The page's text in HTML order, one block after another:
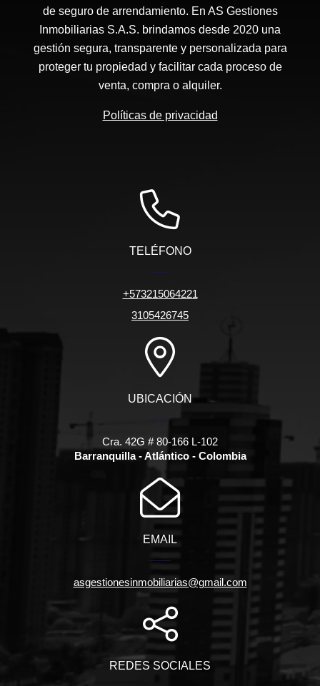
de seguro de arrendamiento. En AS Gestiones
Inmobiliarias S.A.S. brindamos desde 2020 una
gestión segura, transparente y personalizada para
proteger tu propiedad y facilitar cada proceso de
venta, compra o alquiler.
Políticas de privacidad
TELÉFONO
+573215064221
3105426745
UBICACIÓN
Cra. 42G # 80-166 L-102
Barranquilla - Atlántico - Colombia
EMAIL
asgestionesinmobiliarias@gmail.com
REDES SOCIALES